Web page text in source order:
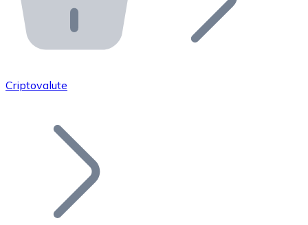
API Bitnovo
Integra la nostra API nel tuo ecosistema.
Unisciti alla nostra rete di rivenditori e
Aggiungi il token del tuo progetto al nostro servizio di
Criptovalute